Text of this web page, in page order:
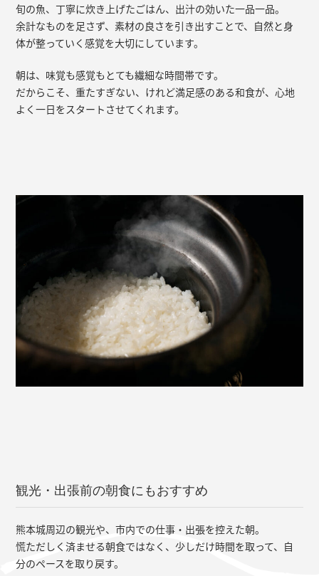
旬の魚、丁寧に炊き上げたごはん、出汁の効いた一品一品。
余計なものを足さず、素材の良さを引き出すことで、自然と身
体が整っていく感覚を大切にしています。
朝は、味覚も感覚もとても繊細な時間帯です。
だからこそ、重たすぎない、けれど満足感のある和食が、心地
よく一日をスタートさせてくれます。
観光・出張前の朝食にもおすすめ
熊本城周辺の観光や、市内での仕事・出張を控えた朝。
慌ただしく済ませる朝食ではなく、少しだけ時間を取って、自
分のペースを取り戻す。